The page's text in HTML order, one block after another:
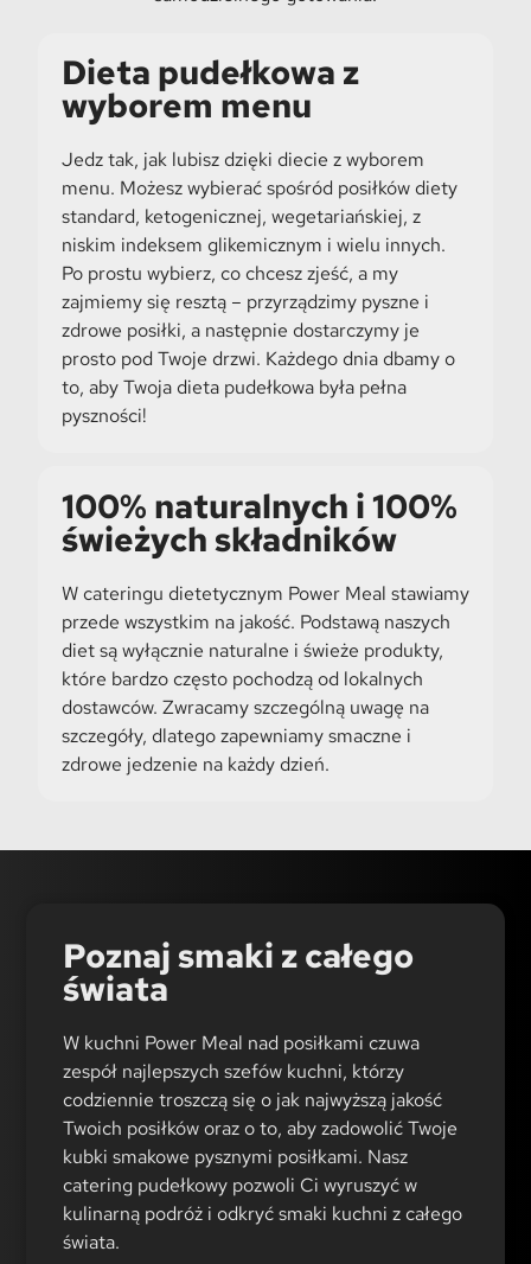
Dieta pudełkowa z
wyborem menu
Jedz tak, jak lubisz dzięki diecie z wyborem
menu. Możesz wybierać spośród posiłków diety
standard, ketogenicznej, wegetariańskiej, z
niskim indeksem glikemicznym i wielu innych.
Po prostu wybierz, co chcesz zjeść, a my
zajmiemy się resztą – przyrządzimy pyszne i
zdrowe posiłki, a następnie dostarczymy je
prosto pod Twoje drzwi. Każdego dnia dbamy o
to, aby Twoja dieta pudełkowa była pełna
pyszności!
100% naturalnych i 100%
świeżych składników
W cateringu dietetycznym Power Meal stawiamy
przede wszystkim na jakość. Podstawą naszych
diet są wyłącznie naturalne i świeże produkty,
które bardzo często pochodzą od lokalnych
dostawców. Zwracamy szczególną uwagę na
szczegóły, dlatego zapewniamy smaczne i
zdrowe jedzenie na każdy dzień.
Poznaj smaki z całego
świata
W kuchni Power Meal nad posiłkami czuwa
zespół najlepszych szefów kuchni, którzy
codziennie troszczą się o jak najwyższą jakość
Twoich posiłków oraz o to, aby zadowolić Twoje
kubki smakowe pysznymi posiłkami. Nasz
catering pudełkowy pozwoli Ci wyruszyć w
kulinarną podróż i odkryć smaki kuchni z całego
świata.